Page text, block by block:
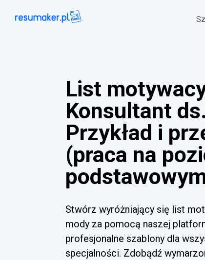
List
Konsultant
Przykład i
(praca na
Stwórz wyróżniający się list
mody za pomocą naszej
profesjonalne szablony dla
specjalności. Zdobądź